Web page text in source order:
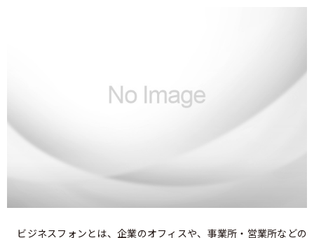
ビジネスフォンとは、企業のオフィスや、事業所・営業所などの